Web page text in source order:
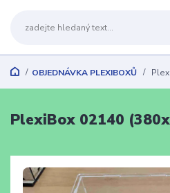
OBJEDNÁVKA PLEXIBOXŮ
PlexiBox 02140